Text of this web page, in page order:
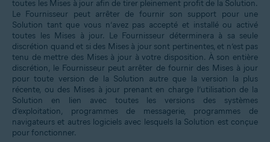
toutes les Mises à jour afin de tirer pleinement profit de la Solution.
Le Fournisseur peut arrêter de fournir son support pour une
Solution tant que vous n’avez pas accepté et installé ou activé
toutes les Mises à jour. Le Fournisseur déterminera à sa seule
discrétion quand et si des Mises à jour sont pertinentes, et n’est pas
tenu de mettre des Mises à jour à votre disposition. À son entière
discrétion, le Fournisseur peut arrêter de fournir des Mises à jour
pour toute version de la Solution autre que la version la plus
récente, ou des Mises à jour prenant en charge l’utilisation de la
Solution en lien avec toutes les versions des systèmes
d’exploitation, programmes de messagerie, programmes de
navigateurs et autres logiciels avec lesquels la Solution est conçue
pour fonctionner.